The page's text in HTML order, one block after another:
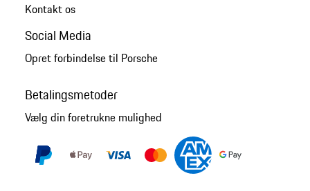
Kontakt os
Social Media
Opret forbindelse til Porsche
Betalingsmetoder
Vælg din foretrukne mulighed